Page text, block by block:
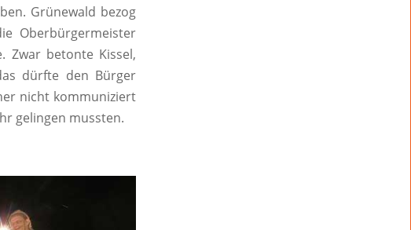
Grünewald bezog
Oberbürgermeister
Zwar betonte Kissel,
dürfte den Bürger
nicht kommuniziert
gelingen mussten.